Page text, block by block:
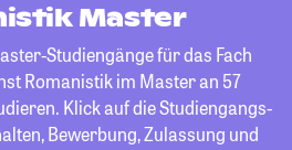
Master
Studiengänge für das Fach
Romanistik im Master an 57
Klick auf die Studiengangs-
Bewerbung, Zulassung und